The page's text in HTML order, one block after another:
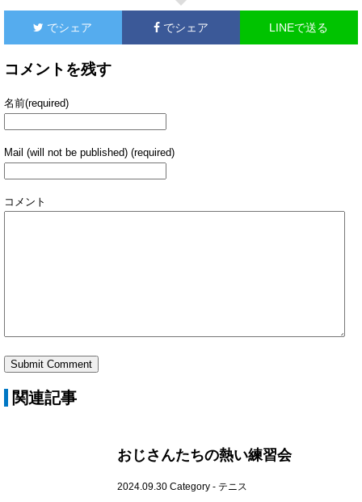
でシェア でシェア LINEで送る
コメントを残す
名前(required)
Mail (will not be published) (required)
コメント
関連記事
おじさんたちの熱い練習会
2024.09.30 Category - テニス